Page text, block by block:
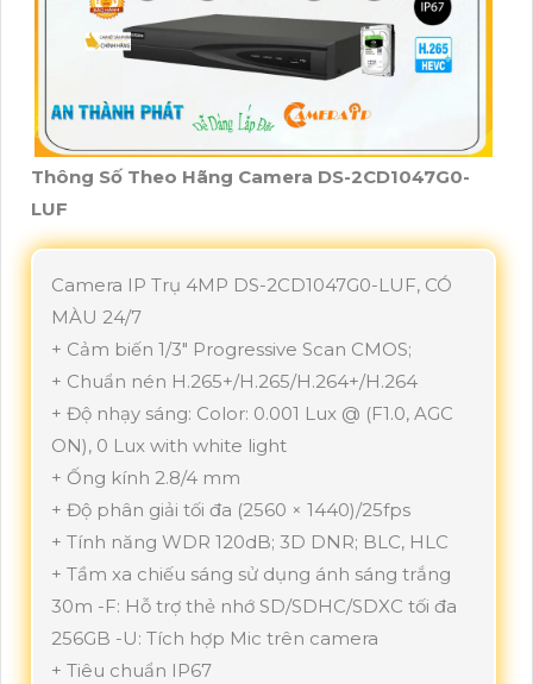
Thông Số Theo Hãng Camera DS-2CD1047G0-
LUF
Camera IP Trụ 4MP DS-2CD1047G0-LUF, CÓ
MÀU 24/7
+ Cảm biến 1/3" Progressive Scan CMOS;
+ Chuẩn nén H.265+/H.265/H.264+/H.264
+ Độ nhạy sáng: Color: 0.001 Lux @ (F1.0, AGC
ON), 0 Lux with white light
+ Ống kính 2.8/4 mm
+ Độ phân giải tối đa (2560 × 1440)/25fps
+ Tính năng WDR 120dB; 3D DNR; BLC, HLC
+ Tầm xa chiếu sáng sử dụng ánh sáng trắng
30m -F: Hỗ trợ thẻ nhớ SD/SDHC/SDXC tối đa
256GB -U: Tích hợp Mic trên camera
+ Tiêu chuẩn IP67